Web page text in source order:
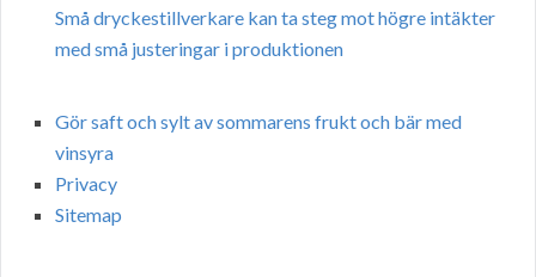
Små dryckestillverkare kan ta steg mot högre intäkter
med små justeringar i produktionen
Gör saft och sylt av sommarens frukt och bär med
vinsyra
Privacy
Sitemap